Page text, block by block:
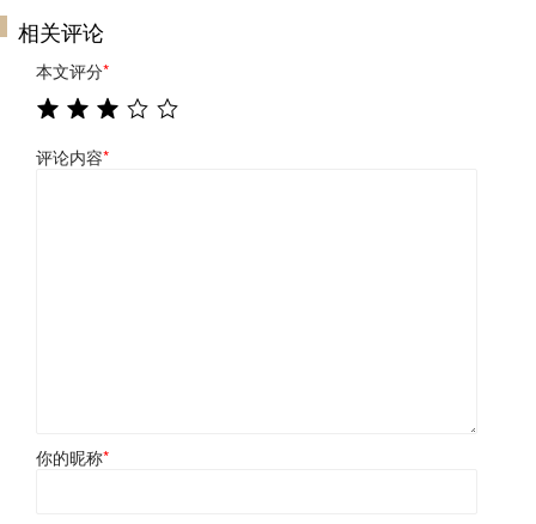
相关评论
本文评分*
评论内容*
你的昵称*